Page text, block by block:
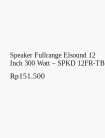
Speaker Fullrange Elsound 12
Inch 300 Watt – SPKD 12FR-TB
Rp151.500